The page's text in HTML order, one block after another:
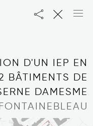
D'UN IEP EN
BÂTIMENTS DE
DAMESME